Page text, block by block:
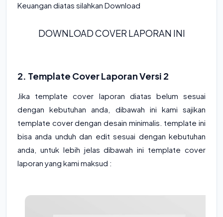
Keuangan diatas silahkan Download
DOWNLOAD COVER LAPORAN INI
2. Template Cover Laporan Versi 2
Jika template cover laporan diatas belum sesuai
dengan kebutuhan anda, dibawah ini kami sajikan
template cover dengan desain minimalis. template ini
bisa anda unduh dan edit sesuai dengan kebutuhan
anda, untuk lebih jelas dibawah ini template cover
laporan yang kami maksud :